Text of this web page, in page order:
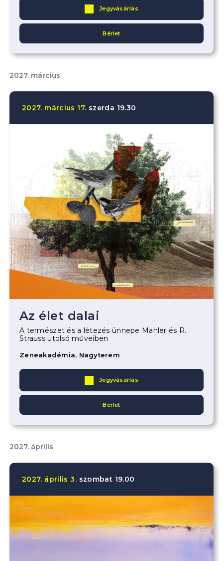
Jegyvásárlás
Bérlet
2027. március
2027. március 17. szerda 19.30
Az élet dalai
A természet és a létezés ünnepe Mahler és R.
Strauss utolsó műveiben
Zeneakadémia, Nagyterem
Jegyvásárlás
Bérlet
2027. április
2027. április 3. szombat 19.00